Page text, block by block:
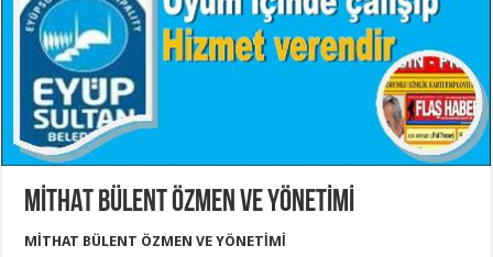
MİTHAT BÜLENT ÖZMEN VE YÖNETİMİ
MİTHAT BÜLENT ÖZMEN VE YÖNETİMİ